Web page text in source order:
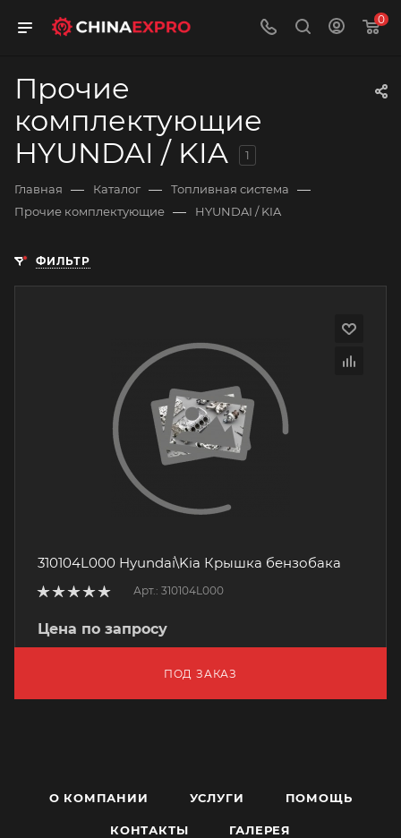
0
Прочие
комплектующие
HYUNDAI / KIA
1
Главная — Каталог — Топливная система —
Прочие комплектующие — HYUNDAI / KIA
ФИЛЬТР
310104L000 Hyundai\Kia Крышка бензобака
Арт.: 310104L000
Цена по запросу
ПОД ЗАКАЗ
О КОМПАНИИ УСЛУГИ ПОМОЩЬ
КОНТАКТЫ ГАЛЕРЕЯ